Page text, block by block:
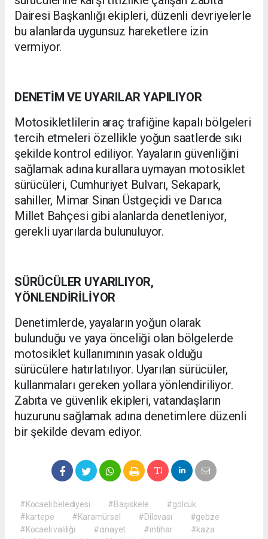
Dairesi Başkanlığı ekipleri, düzenli devriyelerle
bu alanlarda uygunsuz hareketlere izin
vermiyor.
DENETİM VE UYARILAR YAPILIYOR
Motosikletlilerin araç trafiğine kapalı bölgeleri
tercih etmeleri özellikle yoğun saatlerde sıkı
şekilde kontrol ediliyor. Yayaların güvenliğini
sağlamak adına kurallara uymayan motosiklet
sürücüleri, Cumhuriyet Bulvarı, Sekapark,
sahiller, Mimar Sinan Üstgeçidi ve Darıca
Millet Bahçesi gibi alanlarda denetleniyor,
gerekli uyarılarda bulunuluyor.
SÜRÜCÜLER UYARILIYOR,
YÖNLENDİRİLİYOR
Denetimlerde, yayaların yoğun olarak
bulunduğu ve yaya önceliği olan bölgelerde
motosiklet kullanımının yasak olduğu
sürücülere hatırlatılıyor. Uyarılan sürücüler,
kullanmaları gereken yollara yönlendiriliyor.
Zabıta ve güvenlik ekipleri, vatandaşların
huzurunu sağlamak adına denetimlere düzenli
bir şekilde devam ediyor.
#Kocaeli belediyesi #Başiskele
#gölcük
#kartepe
#Karamürsel #Dilovası
#gebze
#Kocaeli valiliği
#cinayet #intihar
#kaza